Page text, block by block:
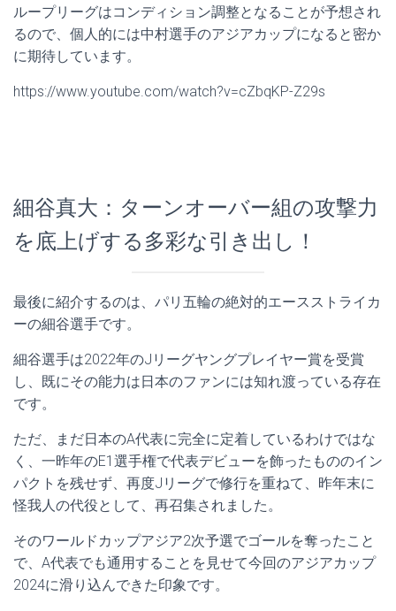
ループリーグはコンディション調整となることが予想され
るので、個人的には中村選手のアジアカップになると密か
に期待しています。
https://www.youtube.com/watch?v=cZbqKP-Z29s
細谷真大：ターンオーバー組の攻撃力
を底上げする多彩な引き出し！
最後に紹介するのは、パリ五輪の絶対的エースストライカ
ーの細谷選手です。
細谷選手は2022年のJリーグヤングプレイヤー賞を受賞
し、既にその能力は日本のファンには知れ渡っている存在
です。
ただ、まだ日本のA代表に完全に定着しているわけではな
く、一昨年のE1選手権で代表デビューを飾ったもののイン
パクトを残せず、再度Jリーグで修行を重ねて、昨年末に
怪我人の代役として、再召集されました。
そのワールドカップアジア2次予選でゴールを奪ったこと
で、A代表でも通用することを見せて今回のアジアカップ
2024に滑り込んできた印象です。